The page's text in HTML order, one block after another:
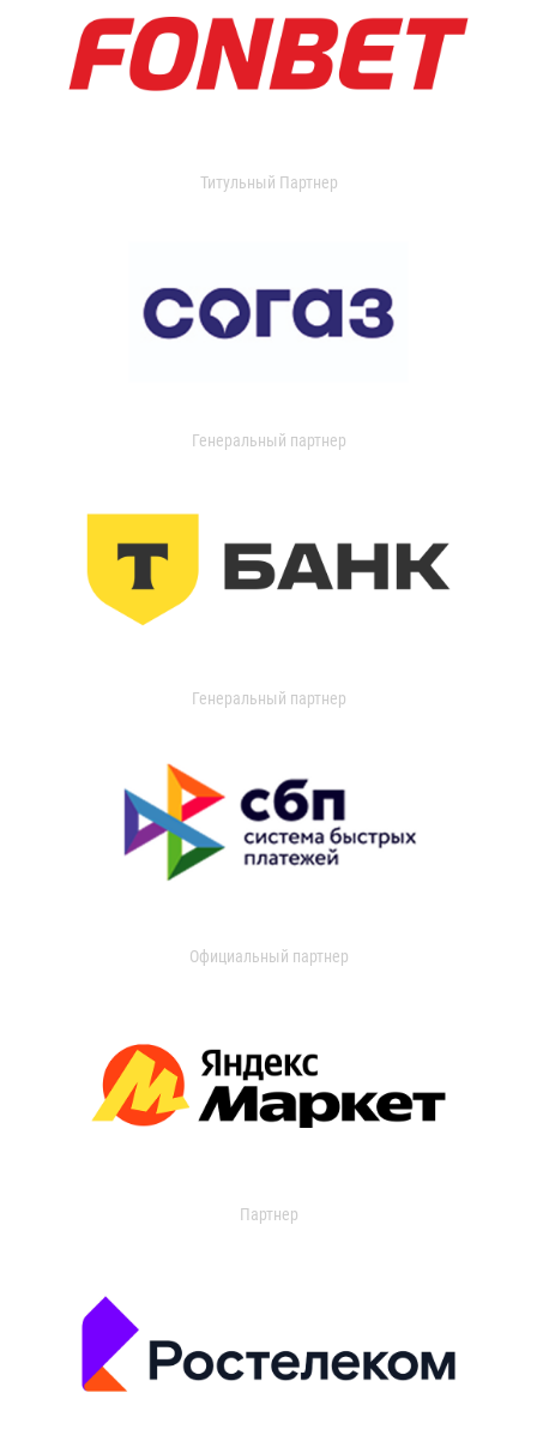
Титульный Партнер
Генеральный партнер
Генеральный партнер
Официальный партнер
Партнер